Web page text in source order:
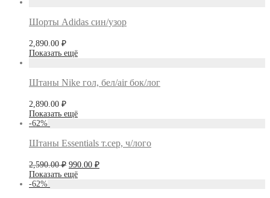
Шорты Adidas син/узор
2,890.00 ₽
Показать ещё
Штаны Nike гол, бел/air бок/лог
2,890.00 ₽
Показать ещё
-62%
Штаны Essentials т.сер, ч/лого
2,590.00₽ Первоначальная
цена
составляла
990.00 ₽Текущая
Показать ещё
-62%